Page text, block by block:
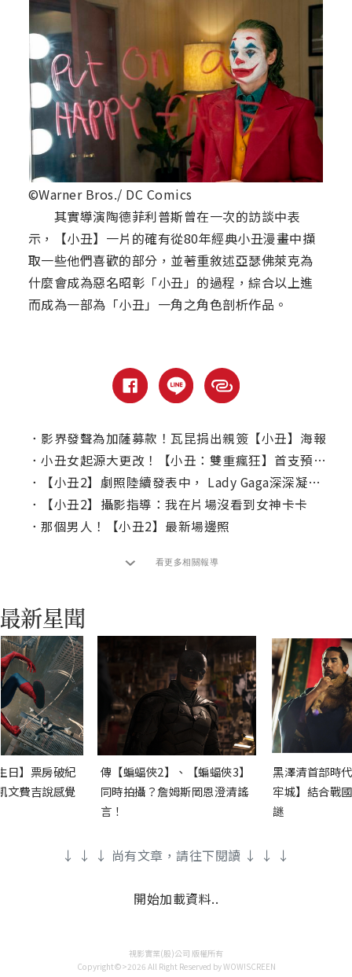
©Warner Bros./ DC Comics
其實導演陶德菲利普斯曾在一次的訪談中表
示，【小丑】一片的確有從80年經典小丑漫畫中擷
取一些他們喜歡的部分，並著重敘述亞瑟佛萊克為
什麼會成為惡名昭彰「小丑」的過程，綜合以上進
而成為一部為「小丑」一角之角色剖析作品。
． 影界發聲為加薩募款！瓦昆捐出親簽【小丑】海報
． 小丑女起源大更改！【小丑：雙重瘋狂】首支預告5大亮點解析
．
【小丑2】劇照陸續發表中， Lady Gaga深深凝視瓦昆菲尼克斯
．
【小丑2】攝影指導：我在片場沒看到女神卡卡
． 那個男人！【小丑2】最新場邊照
看更多相關報導
日】票房破紀
文費吉說感覺
傳【蝙蝠俠2】、【蝙蝠俠3】
同時拍攝？詹姆斯岡恩澄清謠
言！
黑澤清首部時
牢城】結合戰
謎
↓ ↓ ↓ 尚有文章，請往下閱讀 ↓ ↓ ↓
開始加載資料..
視影實業(股)公司 版權所有
Copyright©>2026 All Right Reserved by WOW!SCREEN